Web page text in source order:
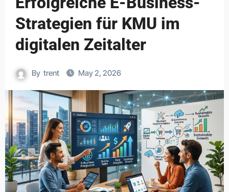
Strategien für KMU im
digitalen Zeitalter
By trent May 2, 2026